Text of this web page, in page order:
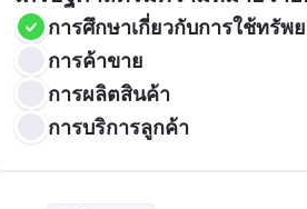
การศึกษาเกี่ยวกับการใช้ทรัพ
การค้าขาย
การผลิตสินค้า
การบริการลูกค้า